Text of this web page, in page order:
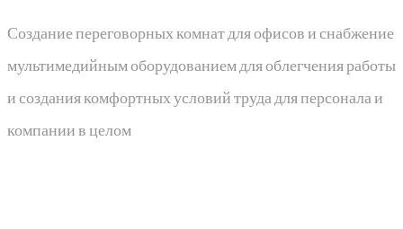
Создание переговорных комнат для офисов и снабжение
мультимедийным оборудованием для облегчения работы
и создания комфортных условий труда для персонала и
компании в целом